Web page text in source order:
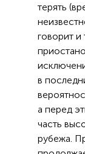
терять
говорит и
в
а перед
часть
рубежа.